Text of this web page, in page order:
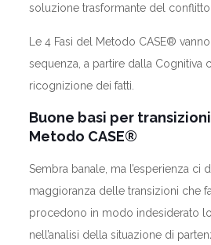
soluzione trasformante del conflitto.
Le 4 Fasi del Metodo CASE®
sequenza, a partire dalla Cognitiva
ricognizione dei fatti.
Buone basi per
Metodo CASE®
Sembra banale, ma l’esperienza ci
maggioranza delle transizioni che
procedono in modo indesiderato
nell’analisi della situazione di